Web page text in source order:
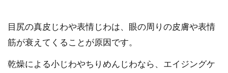
目尻の真皮じわや表情じわは、眼の周りの皮膚や表情
筋が衰えてくることが原因です。
乾燥による小じわやちりめんじわなら、エイジングケ